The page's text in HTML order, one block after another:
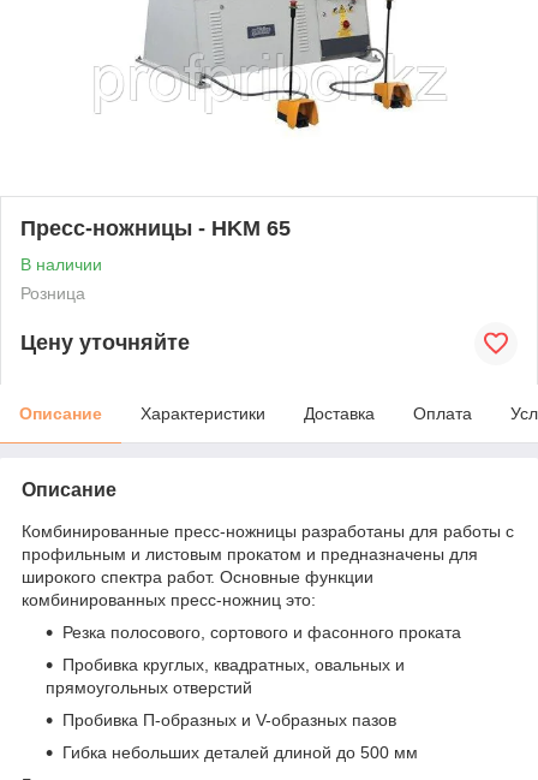
Пресс-ножницы - HKM 65
В наличии
Розница
Цену уточняйте
Описание Характеристики Доставка Оплата
Описание
Комбинированные пресс-ножницы разработаны для работы с
профильным и листовым прокатом и предназначены для
широкого спектра работ. Основные функции
комбинированных пресс-ножниц это:
Резка полосового, сортового и фасонного проката
Пробивка круглых, квадратных, овальных и
прямоугольных отверстий
Пробивка П-образных и V-образных пазов
Гибка небольших деталей длиной до 500 мм